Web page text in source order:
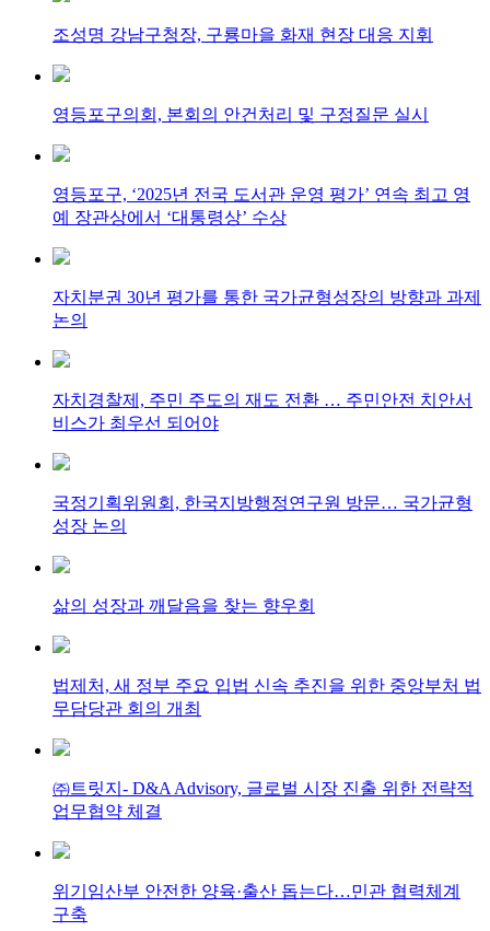
조성명 강남구청장, 구룡마을 화재 현장 대응 지휘
영등포구의회, 본회의 안건처리 및 구정질문 실시
영등포구, ‘2025년 전국 도서관 운영 평가’ 연속 최고 영
예 장관상에서 ‘대통령상’ 수상
자치분권 30년 평가를 통한 국가균형성장의 방향과 과제
논의
자치경찰제, 주민 주도의 재도 전환 … 주민안전 치안서
비스가 최우선 되어야
국정기획위원회, 한국지방행정연구원 방문… 국가균형
성장 논의
삶의 성장과 깨달음을 찾는 향우회
법제처, 새 정부 주요 입법 신속 추진을 위한 중앙부처 법
무담당관 회의 개최
㈜트릿지- D&A Advisory, 글로벌 시장 진출 위한 전략적
업무협약 체결
위기임산부 안전한 양육·출산 돕는다…민관 협력체계
구축